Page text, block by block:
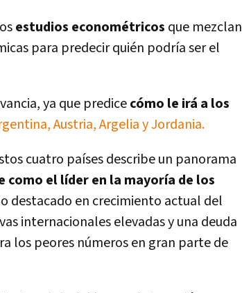
estudios econométricos que mezclan
para predecir quién podría ser el
ya que predicecómo le irá a los
Austria, Argelia y Jordania.
cuatro países describe un panorama
como el líder en la mayoría de los
destacado en crecimiento actual del
internacionales elevadas y una deuda
los peores números en gran parte de